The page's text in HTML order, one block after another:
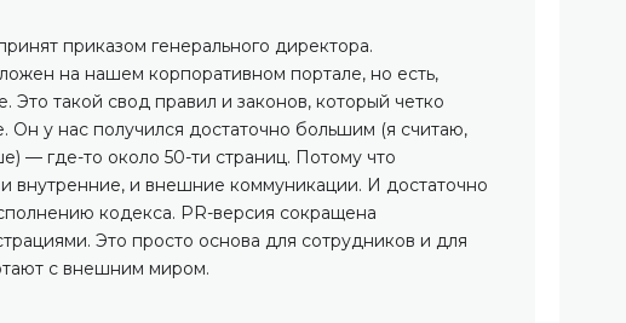
приказом генерального директора.
на нашем корпоративном портале, но есть,
Это такой свод правил и законов, который четко
Он у нас получился достаточно большим (я считаю,
— где-то около 50-ти страниц. Потому что
внутренние, и внешние коммуникации. И достаточно
кодекса. PR-версия сокращена
Это просто основа для сотрудников и для
с внешним миром.